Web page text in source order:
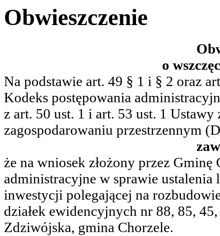
Obwieszczenie
o
Na podstawie art. 49 § 1 i § 2 oraz
Kodeks postępowania
z art. 50 ust. 1 i art. 53 ust. 1
zagospodarowaniu przestrzennym
że na wniosek złożony przez Gminę
administracyjne w sprawie
inwestycji polegającej na
działek ewidencyjnych nr 88, 85,
Zdziwójska, gmina Chorzele.